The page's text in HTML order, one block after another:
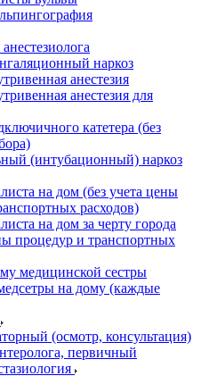
наркоз
анестезия
анестезия для
катетера (без
(интубационный) наркоз
на дом (без учета цены
расходов)
на дом за черту города
процедур и транспортных
медицинской сестры
на дому (каждые
(осмотр, консультация)
первичный